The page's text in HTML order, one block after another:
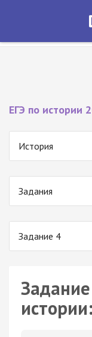
ЕГЭ по истории
История
Задания
Задание 4